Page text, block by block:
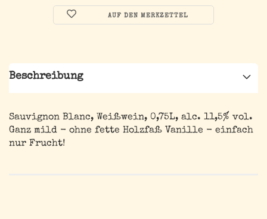
AUF DEN MERKZETTEL
Beschreibung
Sauvignon Blanc, Weißwein, 0,75L, alc. 11,5% vol.
Ganz mild - ohne fette Holzfaß Vanille - einfach
nur Frucht!